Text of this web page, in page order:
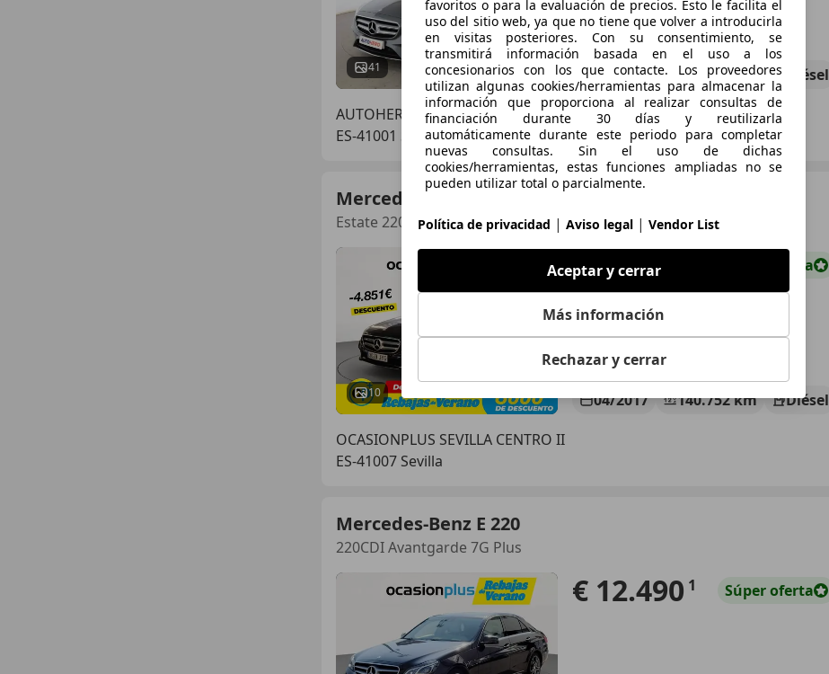
41 01/2017 130.974 km Diésel
AUTOHERO SEVILLA
ES-41001 SEVILLA
Mercedes-Benz E 220
Estate 220d 9G-Tronic
10
€ 20.649 oferta
04/2017 140.752 km Diésel
OCASIONPLUS SEVILLA CENTRO II
ES-41007 Sevilla
Mercedes-Benz E 220
220CDI Avantgarde 7G Plus
€ 12.490 1 Súperoferta
favoritos o para la evaluación de precios. Esto le facilita el
uso del sitio web, ya que no tiene que volver a introducirla
en visitas posteriores. Con su consentimiento, se
transmitirá información basada en el uso a los
concesionarios con los que contacte. Los proveedores
utilizan algunas cookies/herramientas para almacenar la
información que proporciona al realizar consultas de
financiación durante 30 días y reutilizarla
automáticamente durante este periodo para completar
nuevas consultas. Sin el uso de dichas
cookies/herramientas, estas funciones ampliadas no se
pueden utilizar total o parcialmente.
Política de privacidad | Aviso legal | Vendor List
Aceptar y cerrar
Más información
Rechazar y cerrar